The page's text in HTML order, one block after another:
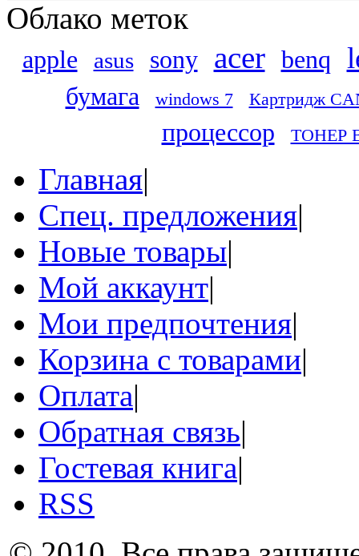
Облако меток
apple asus sony acer benq
бумага windows 7 Картридж
процессор ТОНЕР
Главная|
Спец. предложения|
Новые товары|
Мой аккаунт|
Мои предпочтения|
Корзина с товарами|
Оплата|
Обратная связь|
Гостевая книга|
RSS